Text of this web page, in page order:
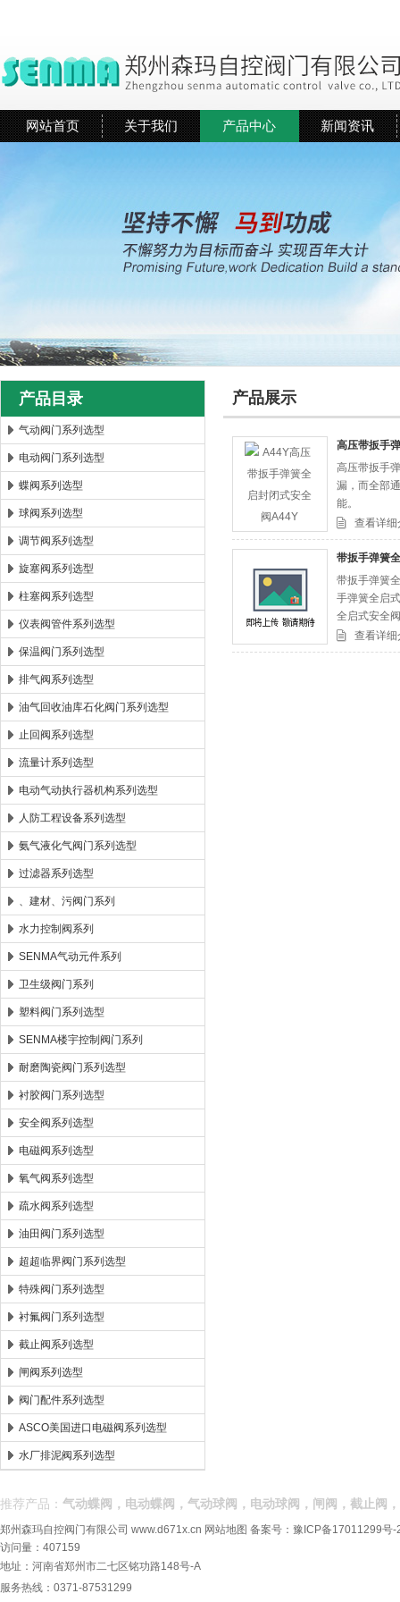
郑州森玛自控阀门有限公司
网站首页 关于我们 产品中心 新闻资讯
产品目录
气动阀门系列选型
电动阀门系列选型
蝶阀系列选型
球阀系列选型
调节阀系列选型
旋塞阀系列选型
柱塞阀系列选型
仪表阀管件系列选型
保温阀门系列选型
排气阀系列选型
油气回收油库石化阀门系列选型
止回阀系列选型
流量计系列选型
电动气动执行器机构系列选型
人防工程设备系列选型
氨气液化气阀门系列选型
过滤器系列选型
、建材、污阀门系列
水力控制阀系列
SENMA气动元件系列
卫生级阀门系列
塑料阀门系列选型
SENMA楼宇控制阀门系列
耐磨陶瓷阀门系列选型
衬胶阀门系列选型
安全阀系列选型
电磁阀系列选型
氧气阀系列选型
疏水阀系列选型
油田阀门系列选型
超超临界阀门系列选型
特殊阀门系列选型
衬氟阀门系列选型
截止阀系列选型
闸阀系列选型
阀门配件系列选型
ASCO美国进口电磁阀系列选型
水厂排泥阀系列选型
产品展示
高压带扳手
高压带扳手
漏，而全部
能。
查看详细
带扳手弹簧
带扳手弹簧
手弹簧全启
全启式安全
查看详细
推荐产品： 气动蝶阀，电动蝶阀，气动球阀，电动球阀，闸阀，截止阀
郑州森玛自控阀门有限公司 www.d671x.cn 网站地图 备案号： 豫ICP备17011299号-
访问量：407159
地址：河南省郑州市二七区铭功路148号-A
服务热线：0371-87531299